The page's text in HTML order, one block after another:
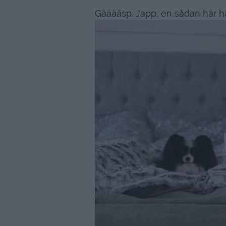
Gääääsp. Japp, en sådan här